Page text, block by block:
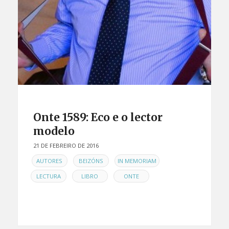
Onte 1589: Eco e o lector
modelo
21 DE FEBREIRO DE 2016
EN AUTORES , BEIZÓNS , IN MEMORIAM ,
LECTURA , LIBRO , ONTE